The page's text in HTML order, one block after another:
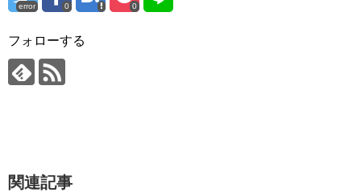
error 0 0
フォローする
関連記事